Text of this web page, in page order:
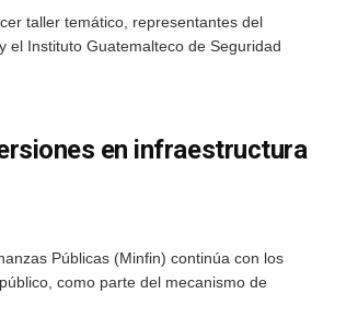
taller temático, representantes del
el Instituto Guatemalteco de Seguridad
en infraestructura
Públicas (Minfin) continúa con los
como parte del mecanismo de